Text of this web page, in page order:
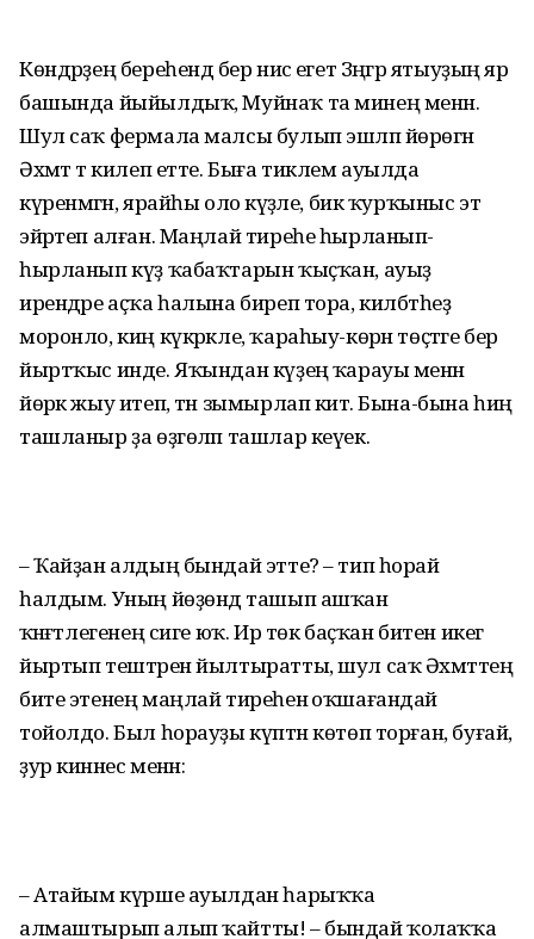
Көндәрҙең береһендә бер нисә егет Зәңгәр ятыуҙың яр
башында йыйылдыҡ, Муйнаҡ та минең менән.
Шул саҡ фермала малсы булып эшләп йөрөгән
Әхмәт тә килеп етте. Быға тиклем ауылда
күренмәгән, ярайһы оло кәүҙәле, бик ҡурҡыныс эт
эйәртеп алған. Маңлай тиреһе һырланып-
һырланып күҙ ҡабаҡтарын ҡыҫҡан, ауыҙ
ирендәре аҫҡа һалына биреп тора, килбәтһеҙ
моронло, киң күкрәкле, ҡараһыу-көрән төҫтәге бер
йыртҡыс инде. Яҡындан күҙеңә ҡарауы менән
йөрәк жыу итеп, тән зымырлап китә. Бына-бына һиңә
ташланыр ҙа өҙгөләп ташлар кеүек.
– Ҡайҙан алдың бындай этте? – тип һорай
һалдым. Уның йөҙөндә ташып ашҡан
ҡәнәғәтлегенең сиге юҡ. Ир төк баҫҡан битен икегә
йыртып тештәрен йылтыратты, шул саҡ Әхмәттең
бите этенең маңлай тиреһенә оҡшағандай
тойолдо. Был һорауҙы күптән көтөп торған, буғай,
ҙур кинәнес менән:
– Атайым күрше ауылдан һарыҡҡа
алмаштырып алып ҡайтты! – бындай ҡолаҡҡа